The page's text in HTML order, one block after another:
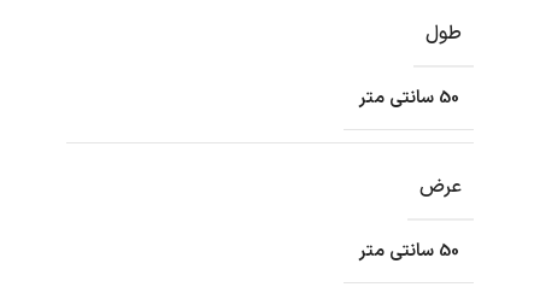
طول
50 سانتی متر
عرض
50 سانتی متر